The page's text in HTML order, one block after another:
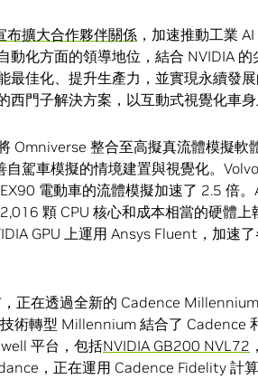
布擴大合作夥伴關係 ，加速推動工業
動化方面的領導地位，結合 NVIDIA
最佳化、提升生產力，並實現永續發
西門子解決方案，以互動式視覺化車身
Omniverse 整合至高擬真流體模擬
自駕車模擬的情境建置與視覺化。
電動車的流體模擬加速了 2.5 倍
顆 CPU 核心和成本相當的硬體上
GPU 上運用 Ansys Fluent，加速
正在透過全新的 Cadence
術轉型 Millennium 結合了 Cadence
平台，包括NVIDIA GB200 NVL72
，正在運用 Cadence Fidelity 計